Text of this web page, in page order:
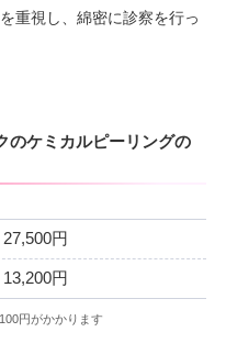
重視し、綿密に診察を行っ
のケミカルピーリングの
27,500円
13,200円
円がかかります